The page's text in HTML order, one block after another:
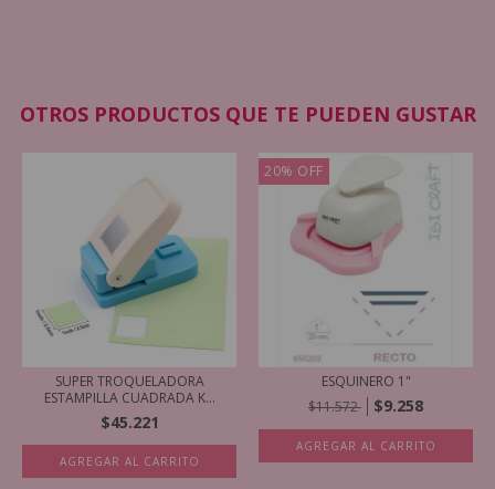
OTROS PRODUCTOS QUE TE PUEDEN GUSTAR
SUPER TROQUELADORA
ESTAMPILLA CUADRADA K...
$45.221
20% OFF
ESQUINERO 1"
$11.572
$9.258
AGREGAR AL CARRITO